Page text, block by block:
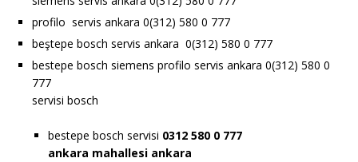
profilo servis ankara 0(312) 580 0 777
beştepe bosch servis ankara 0(312) 580 0 777
bestepe bosch siemens profilo servis ankara 0(312) 580 0
777
servisi bosch
bestepe bosch servisi 0312 580 0 777
ankara mahallesi ankara